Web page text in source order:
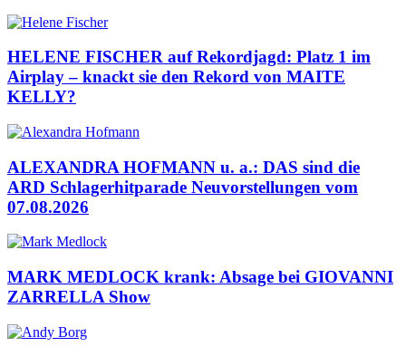
HELENE FISCHER auf Rekordjagd: Platz 1 im
Airplay – knackt sie den Rekord von MAITE
KELLY?
ALEXANDRA HOFMANN u. a.: DAS sind die
ARD Schlagerhitparade Neuvorstellungen vom
07.08.2026
MARK MEDLOCK krank: Absage bei GIOVANNI
ZARRELLA Show